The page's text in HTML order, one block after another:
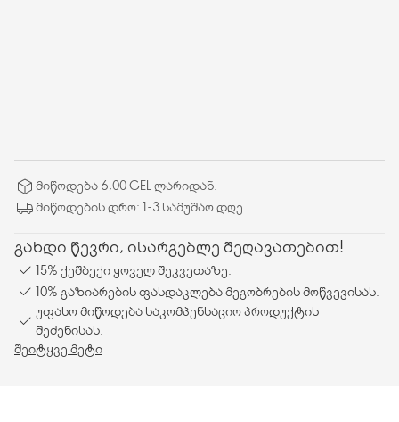
მიწოდება 6,00 GEL ლარიდან.
მიწოდების დრო: 1-3 სამუშაო დღე
გახდი წევრი, ისარგებლე შეღავათებით!
15% ქეშბექი ყოველ შეკვეთაზე.
10% გაზიარების ფასდაკლება მეგობრების მოწვევისას.
უფასო მიწოდება საკომპენსაციო პროდუქტის
შეძენისას.
შეიტყვე მეტი